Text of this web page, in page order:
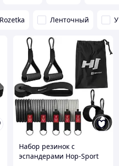
Ленточный
Набор резинок с
эспандерами Hop-Sport